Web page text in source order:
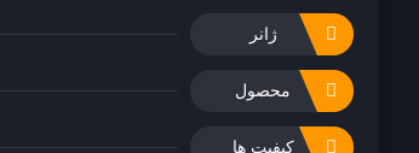
ژانر
محصول
کیفیت ها